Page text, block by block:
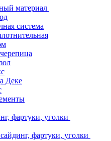
материал
система
Деке
фартуки, уголки
фартуки, уголки